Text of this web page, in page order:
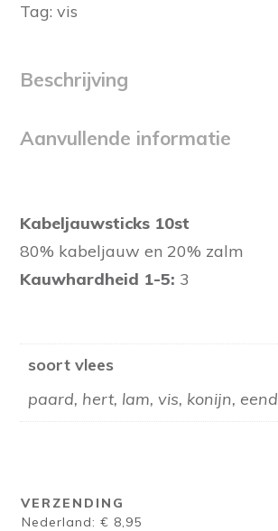
Tag: vis
Beschrijving
Aanvullende informatie
Kabeljauwsticks 10st
80% kabeljauw en 20% zalm
Kauwhardheid 1-5: 3
soort vlees
paard, hert, lam, vis, konijn, eend
VERZENDING
Nederland: € 8,95